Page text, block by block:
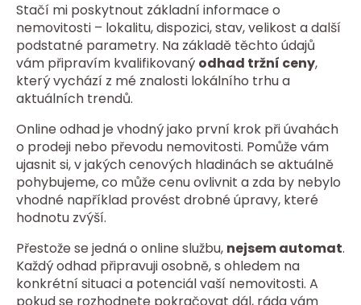
Stačí mi poskytnout základní informace o
nemovitosti – lokalitu, dispozici, stav, velikost a další
podstatné parametry. Na základě těchto údajů
vám připravím kvalifikovaný odhad tržní ceny,
který vychází z mé znalosti lokálního trhu a
aktuálních trendů.
Online odhad je vhodný jako první krok při úvahách
o prodeji nebo převodu nemovitosti. Pomůže vám
ujasnit si, v jakých cenových hladinách se aktuálně
pohybujeme, co může cenu ovlivnit a zda by nebylo
vhodné například provést drobné úpravy, které
hodnotu zvýší.
Přestože se jedná o online službu, nejsem automat.
Každý odhad připravuji osobně, s ohledem na
konkrétní situaci a potenciál vaší nemovitosti. A